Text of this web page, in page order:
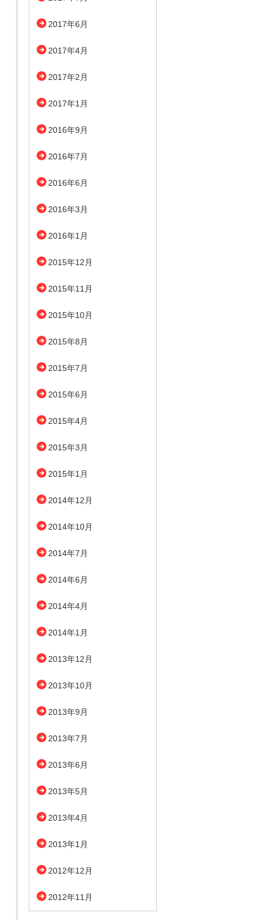
2017年6月
2017年4月
2017年2月
2017年1月
2016年9月
2016年7月
2016年6月
2016年3月
2016年1月
2015年12月
2015年11月
2015年10月
2015年8月
2015年7月
2015年6月
2015年4月
2015年3月
2015年1月
2014年12月
2014年10月
2014年7月
2014年6月
2014年4月
2014年1月
2013年12月
2013年10月
2013年9月
2013年7月
2013年6月
2013年5月
2013年4月
2013年1月
2012年12月
2012年11月